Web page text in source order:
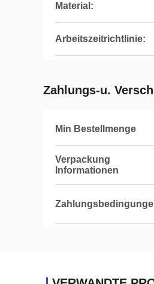
Material:
Arbeitszeitrichtlinie:
Zahlungs-u.
Min Bestellmenge
Verpackung
Informationen